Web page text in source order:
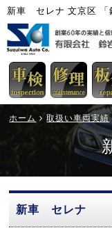
新車 セレナ 文京区 「
ホーム 取扱い車両実績
新車 セレナ